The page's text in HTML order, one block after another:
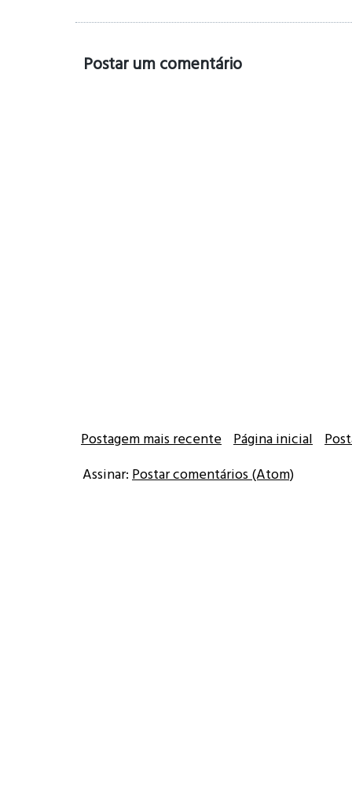
Postar um comentário
Postagem mais recente Página inicial
Assinar: Postar comentários (Atom)